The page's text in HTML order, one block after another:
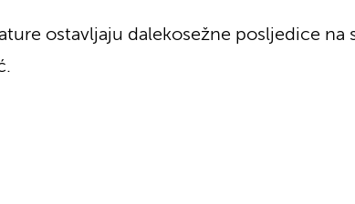
ostavljaju dalekosežne posljedice